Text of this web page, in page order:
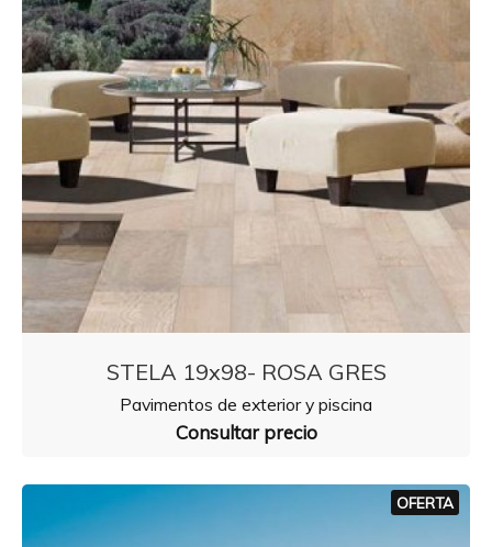
STELA 19x98- ROSA GRES
Pavimentos de exterior y piscina
Consultar precio
OFERTA